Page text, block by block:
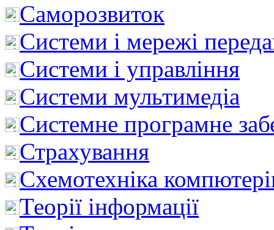
Саморозвиток
Системи і мережі
Системи і управління
Системи мультимедіа
Системне програмне
Страхування
Схемотехніка
Теорії інформації